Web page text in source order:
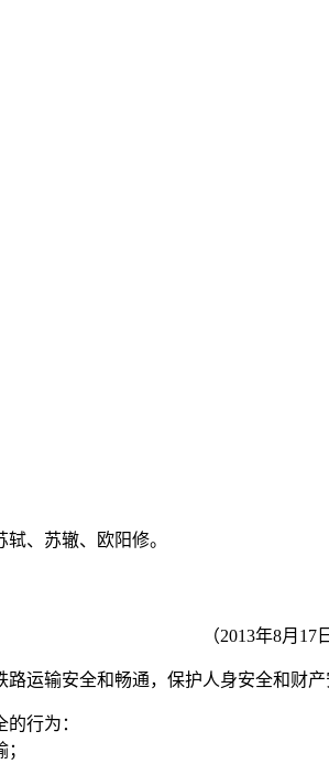
、苏辙、欧阳修。
（2013年8月
运输安全和畅通，保护人身安全和财产
行为：